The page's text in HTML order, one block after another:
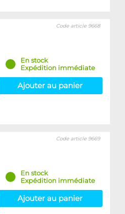
Code article 9668
En stock
Expédition immédiate
Ajouter au panier
Code article 9669
En stock
Expédition immédiate
Ajouter au panier